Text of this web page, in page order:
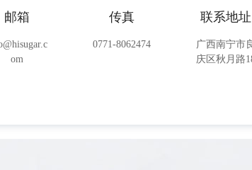
邮箱
om
传真
0771-8062474
联系地址
广西南宁市
庆区秋月路